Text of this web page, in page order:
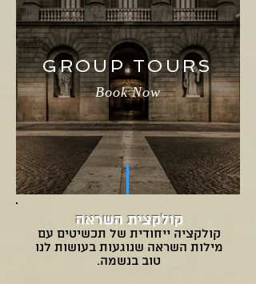
GROUP TOURS
Book Now
קולקצית השראה
קולקציה ייחודית של תכשיטים עם
מילות השראה שנוגעות בעושות לנו
טוב בנשמה.